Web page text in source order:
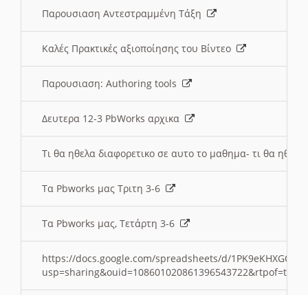
Παρουσιαση Αντεστραμμένη Τάξη
Καλές Πρακτικές αξιοποίησης του Βίντεο
Παρουσιαση: Authoring tools
Δευτερα 12-3 PbWorks αρχικα
Τι θα ηθελα διαφορετικο σε αυτο το μαθημα- τι θα
Τα Pbworks μας Τριτη 3-6
Τα Pbworks μας, Τετάρτη 3-6
https://docs.google.com/spreadsheets/d/